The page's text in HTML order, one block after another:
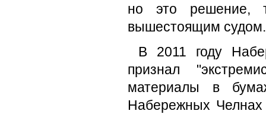
но это решение,
вышестоящим судом.
В 2011 году
признал
материалы в
Набережных